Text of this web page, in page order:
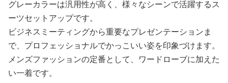
グレーカラーは汎用性が高く、様々なシーンで活躍するス
ーツセットアップです。
ビジネスミーティングから重要なプレゼンテーションま
で、プロフェッショナルでかっこいい姿を印象づけます。
メンズファッションの定番として、ワードローブに加えた
い一着です。